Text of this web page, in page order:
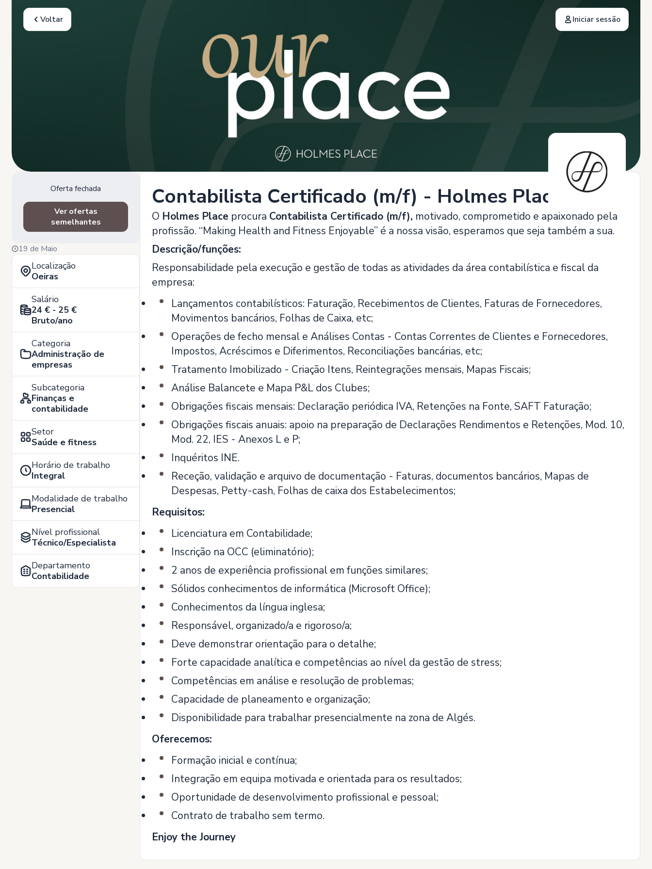
Voltar Iniciar sessão
Oferta fechada
Ver ofertas
semelhantes
19 de Maio
Localização
Oeiras
Salário
24 € - 25 €
Bruto/ano
Categoria
Administração de
empresas
Subcategoria
Finanças e
contabilidade
Setor
Saúde e fitness
Horário de trabalho
Integral
Modalidade de trabalho
Presencial
Nível profissional
Técnico/Especialista
Departamento
Contabilidade
Contabilista Certificado (m/f) - Holmes Place
O Holmes Place procura Contabilista Certificado (m/f), motivado, comprometido e apaixonado pela
profissão. “Making Health and Fitness Enjoyable” é a nossa visão, esperamos que seja também a sua.
Descrição/funções:
Responsabilidade pela execução e gestão de todas as atividades da área contabilística e fiscal da
empresa:
Lançamentos contabilísticos: Faturação, Recebimentos de Clientes, Faturas de Fornecedores,
Movimentos bancários, Folhas de Caixa, etc;
Operações de fecho mensal e Análises Contas - Contas Correntes de Clientes e Fornecedores,
Impostos, Acréscimos e Diferimentos, Reconciliações bancárias, etc;
Tratamento Imobilizado - Criação Itens, Reintegrações mensais, Mapas Fiscais;
Análise Balancete e Mapa P&L dos Clubes;
Obrigações fiscais mensais: Declaração periódica IVA, Retenções na Fonte, SAFT Faturação;
Obrigações fiscais anuais: apoio na preparação de Declarações Rendimentos e Retenções, Mod. 10,
Mod. 22, IES - Anexos L e P;
Inquéritos INE.
Receção, validação e arquivo de documentação - Faturas, documentos bancários, Mapas de
Despesas, Petty-cash, Folhas de caixa dos Estabelecimentos;
Requisitos:
Licenciatura em Contabilidade;
Inscrição na OCC (eliminatório);
2 anos de experiência profissional em funções similares;
Sólidos conhecimentos de informática (Microsoft Office);
Conhecimentos da língua inglesa;
Responsável, organizado/a e rigoroso/a;
Deve demonstrar orientação para o detalhe;
Forte capacidade analítica e competências ao nível da gestão de stress;
Competências em análise e resolução de problemas;
Capacidade de planeamento e organização;
Disponibilidade para trabalhar presencialmente na zona de Algés.
Oferecemos:
Formação inicial e contínua;
Integração em equipa motivada e orientada para os resultados;
Oportunidade de desenvolvimento profissional e pessoal;
Contrato de trabalho sem termo.
Enjoy the Journey